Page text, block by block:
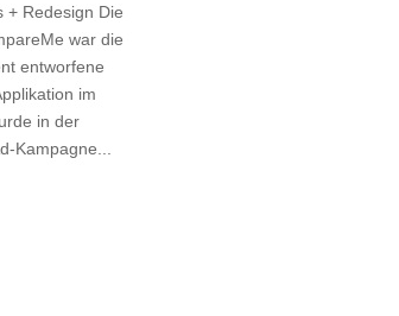
+ Redesign Die
war die
entworfene
im
in der
Kampagne...